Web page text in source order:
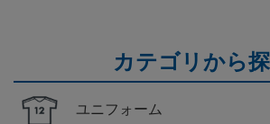
カテゴリから
ユニフォーム